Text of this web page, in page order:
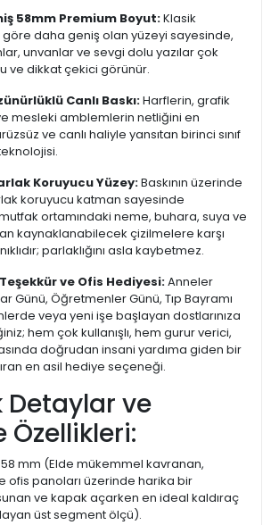
58mm Premium Boyut:Klasik
daha geniş olan yüzeyi sayesinde,
unvanlar ve sevgi dolu yazılar çok
ve dikkat çekici görünür.
Canlı Baskı:Harflerin, grafik
mesleki amblemlerin netliğini en
ve canlı haliyle yansıtan birinci sınıf
Koruyucu Yüzey:Baskının üzerinde
koruyucu katman sayesinde
ortamındaki neme, buhara, suya ve
kaynaklanabilecek çizilmelere karşı
parlaklığını asla kaybetmez.
ve Ofis Hediyesi:Anneler
Günü, Öğretmenler Günü, Tıp Bayramı
veya yeni işe başlayan dostlarınıza
hem çok kullanışlı, hem gurur verici,
doğrudan insani yardıma giden bir
en asil hediye seçeneği.
Detaylar ve
Özellikleri:
58 mm (Elde mükemmel kavranan,
ofis panoları üzerinde harika bir
ve kapak açarken en ideal kaldıraç
üst segment ölçü).